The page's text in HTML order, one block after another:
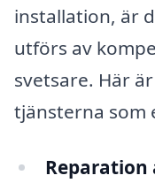
installation, är
utförs av
svetsare. Här
tjänsterna som